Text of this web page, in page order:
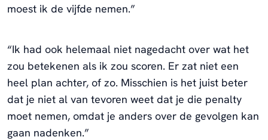
moest ik de vijfde nemen.”
“Ik had ook helemaal niet nagedacht over wat het
zou betekenen als ik zou scoren. Er zat niet een
heel plan achter, of zo. Misschien is het juist beter
dat je niet al van tevoren weet dat je die penalty
moet nemen, omdat je anders over de gevolgen kan
gaan nadenken.”